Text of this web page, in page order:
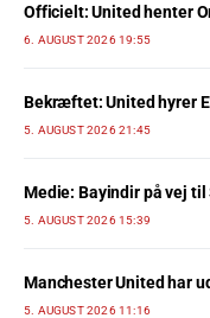
Officielt: United henter
6. AUGUST 2026 19:55
Bekræftet: United hyrer
5. AUGUST 2026 21:45
Medie: Bayindir på vej til
5. AUGUST 2026 15:39
Manchester United har
5. AUGUST 2026 11:16